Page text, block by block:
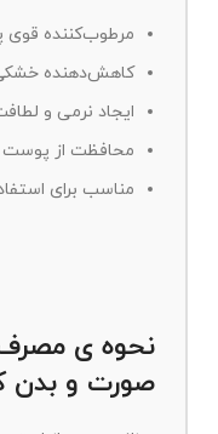
مرطوب‌کننده
کاهش‌دهنده
ایجاد نرمی و
محافظت از پوست
مناسب برای
نحوه ی
صورت و بدن